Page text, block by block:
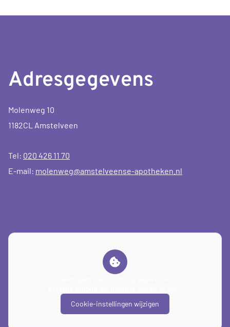
Adresgegevens
Molenweg 10
1182CL Amstelveen
Tel: 020 426 11 70
E-mail: molenweg@amstelveense-apotheken.nl
Cookie-instellingen wijzigen